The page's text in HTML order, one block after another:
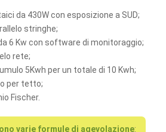
da 430W con esposizione a SUD;
stringhe;
6 Kw con software di monitoraggio;
rete;
5Kwh per un totale di 10 Kwh;
per tetto;
Fischer.
varie formule di agevolazione: